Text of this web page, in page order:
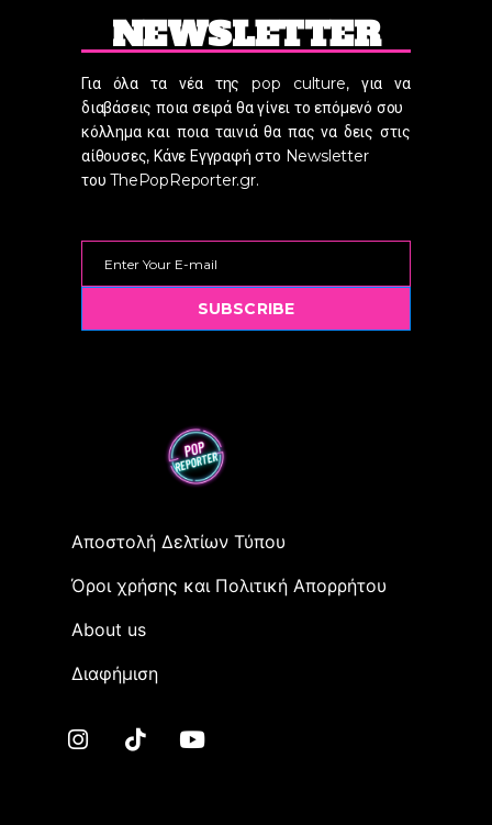
NEWSLETTER
Για όλα τα νέα της pop culture, για να
διαβάσεις ποια σειρά θα γίνει το επόμενό σου
κόλλημα και ποια ταινιά θα πας να δεις στις
αίθουσες, Κάνε Εγγραφή στο Newsletter
του ThePopReporter.gr.
SUBSCRIBE
Αποστολή Δελτίων Τύπου
Όροι χρήσης και Πολιτική Απορρήτου
Αbout us
Διαφήμιση